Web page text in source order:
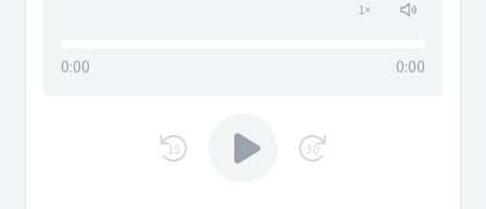
1×
0:00 0:00
15 30